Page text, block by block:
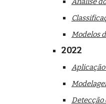
Modelos
2022
Detecção